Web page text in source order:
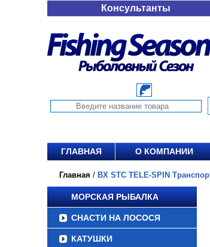
Консультанты
ГЛАВНАЯ О КОМПАНИИ
Главная / BX STC TELE-SPIN
МОРСКАЯ РЫБАЛКА
СНАСТИ НА ЛОСОСЯ
КАТУШКИ